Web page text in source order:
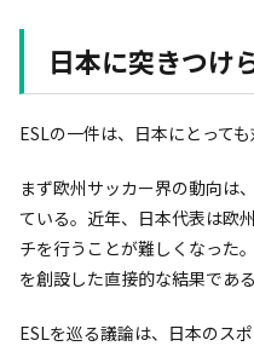
日本に突きつけ
ESLの一件は、日本にとっても
まず欧州サッカー界の動向は
ている。近年、日本代表は欧
チを行うことが難しくなった
を創設した直接的な結果である
ESLを巡る議論は、日本のス